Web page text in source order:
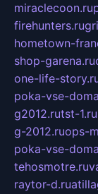
miraclecoon.ru
firehunters.ru
hometown-
shop-garena.ru
one-life-
poka-vse-
g2012.rutst-1.ru
g-2012.ruops-
poka-vse-
tehosmotre.ru
raytor-d.ru